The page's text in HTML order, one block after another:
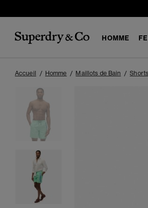
HOMME
Accueil Homme Maillots de Bain